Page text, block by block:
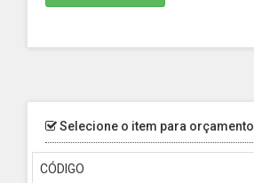
Selecione o item para orçamento
CÓDIGO